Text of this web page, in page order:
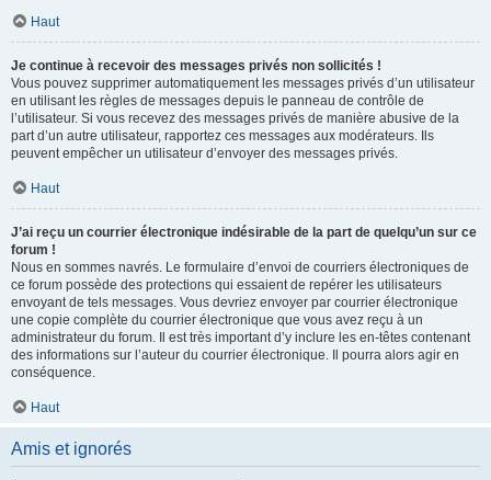
Haut
Je continue à recevoir des messages privés non sollicités !
Vous pouvez supprimer automatiquement les messages privés d’un utilisateur
en utilisant les règles de messages depuis le panneau de contrôle de
l’utilisateur. Si vous recevez des messages privés de manière abusive de la
part d’un autre utilisateur, rapportez ces messages aux modérateurs. Ils
peuvent empêcher un utilisateur d’envoyer des messages privés.
Haut
J’ai reçu un courrier électronique indésirable de la part de quelqu’un sur ce
forum !
Nous en sommes navrés. Le formulaire d’envoi de courriers électroniques de
ce forum possède des protections qui essaient de repérer les utilisateurs
envoyant de tels messages. Vous devriez envoyer par courrier électronique
une copie complète du courrier électronique que vous avez reçu à un
administrateur du forum. Il est très important d’y inclure les en-têtes contenant
des informations sur l’auteur du courrier électronique. Il pourra alors agir en
conséquence.
Haut
Amis et ignorés